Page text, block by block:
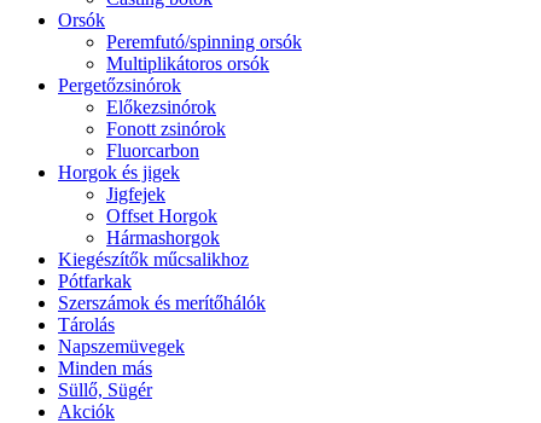
Orsók
Peremfutó/spinning orsók
Multiplikátoros orsók
Pergetőzsinórok
Előkezsinórok
Fonott zsinórok
Fluorcarbon
Horgok és jigek
Jigfejek
Offset Horgok
Hármashorgok
Kiegészítők műcsalikhoz
Pótfarkak
Szerszámok és merítőhálók
Tárolás
Napszemüvegek
Minden más
Süllő, Sügér
Akciók